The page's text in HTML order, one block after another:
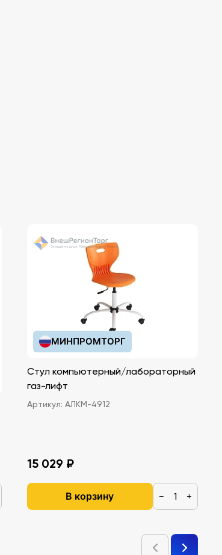
МИНПРОМТОРГ
Стул компьютерный/лабораторный
газ-лифт
Артикул: АЛКМ-4912
15 029 ₽
В корзину − +